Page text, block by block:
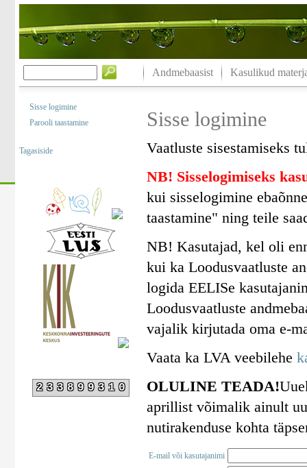
Andmebaasist Kasulikud
Sisse logimine
Parooli taastamine
Tagasiside
233899310
Sisse logimine
Vaatluste sisestamiseks
NB! Sisselogimiseks
kui sisselogimine
taastamine" ning teile
NB! Kasutajad, kel oli
kui ka Loodusvaatluste
logida EELISe
Loodusvaatluste
vajalik kirjutada oma e-
Vaata ka LVA veebilehe
OLULINE TEADA!
aprillist võimalik ainult
nutirakenduse kohta
E-mail või kasutajanimi